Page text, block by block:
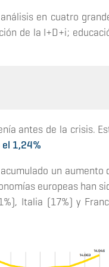
en cuatro
de la I+D+i;
antes de la crisis.
1,24%
un aumento
europeas han
Italia (17%) y